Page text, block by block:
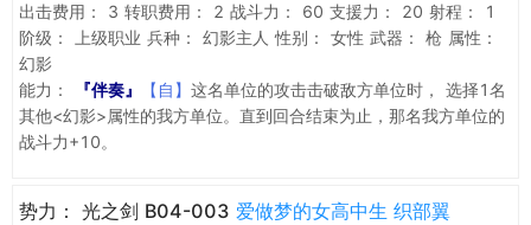
出击费用： 3 转职费用： 2 战斗力： 60 支援力： 20 射程：
1
阶级：
上级职业 兵种： 幻影主人 性别： 女性 武器： 枪 属性：
幻影
能力：
『伴奏』 【自】 这名单位的攻击击破敌方单位时， 选择1名
其他<幻影>属性的我方单位。直到回合结束为止，那名我方单位的
战斗力+10。
势力： 光之剑 B04-003 爱做梦的女高中生 织部翼